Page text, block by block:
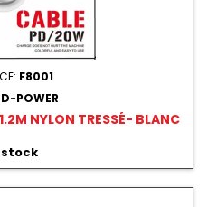
F8001
D-POWER
NYLON TRESSÉ- BLANC
stock